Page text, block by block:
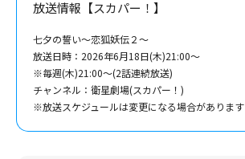
放送情報【スカパー！】
七夕の誓い～恋狐妖伝２～
放送日時：2026年6月18日(木)21:00～
※毎週(木)21:00～(2話連続放送)
チャンネル：衛星劇場(スカパー！)
※放送スケジュールは変更になる場合があります